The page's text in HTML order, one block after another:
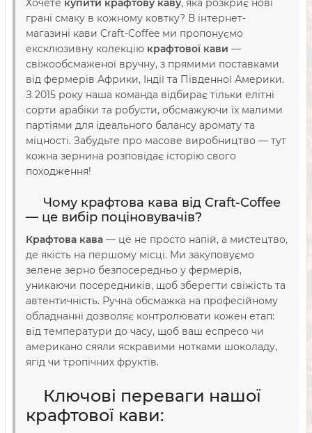
Хочете купити крафтову каву, яка розкриє нові
грані смаку в кожному ковтку? В інтернет-
магазині кави Craft-Coffee ми пропонуємо
ексклюзивну колекцію крафтової кави —
свіжообсмаженої вручну, з прямими поставками
від фермерів Африки, Індії та Південної Америки.
З 2015 року наша команда відбирає тільки елітні
сорти арабіки та робусти, обсмажуючи їх малими
партіями для ідеального балансу аромату та
міцності. Забудьте про масове виробництво — тут
кожна зернина розповідає історію свого
походження!
Чому крафтова кава від Craft-Coffee
— це вибір поціновувачів?
Крафтова кава — це не просто напій, а мистецтво,
де якість на першому місці. Ми закуповуємо
зелене зерно безпосередньо у фермерів,
уникаючи посередників, щоб зберегти свіжість та
автентичність. Ручна обсмажка на професійному
обладнанні дозволяє контролювати кожен етап:
від температури до часу, щоб ваш еспресо чи
американо сяяли яскравими нотками шоколаду,
ягід чи тропічних фруктів.
Ключові переваги нашої
крафтової кави: